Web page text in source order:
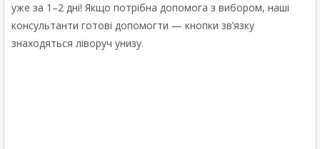
уже за 1–2 дні! Якщо потрібна допомога з вибором, наші
консультанти готові допомогти — кнопки зв’язку
знаходяться ліворуч унизу.